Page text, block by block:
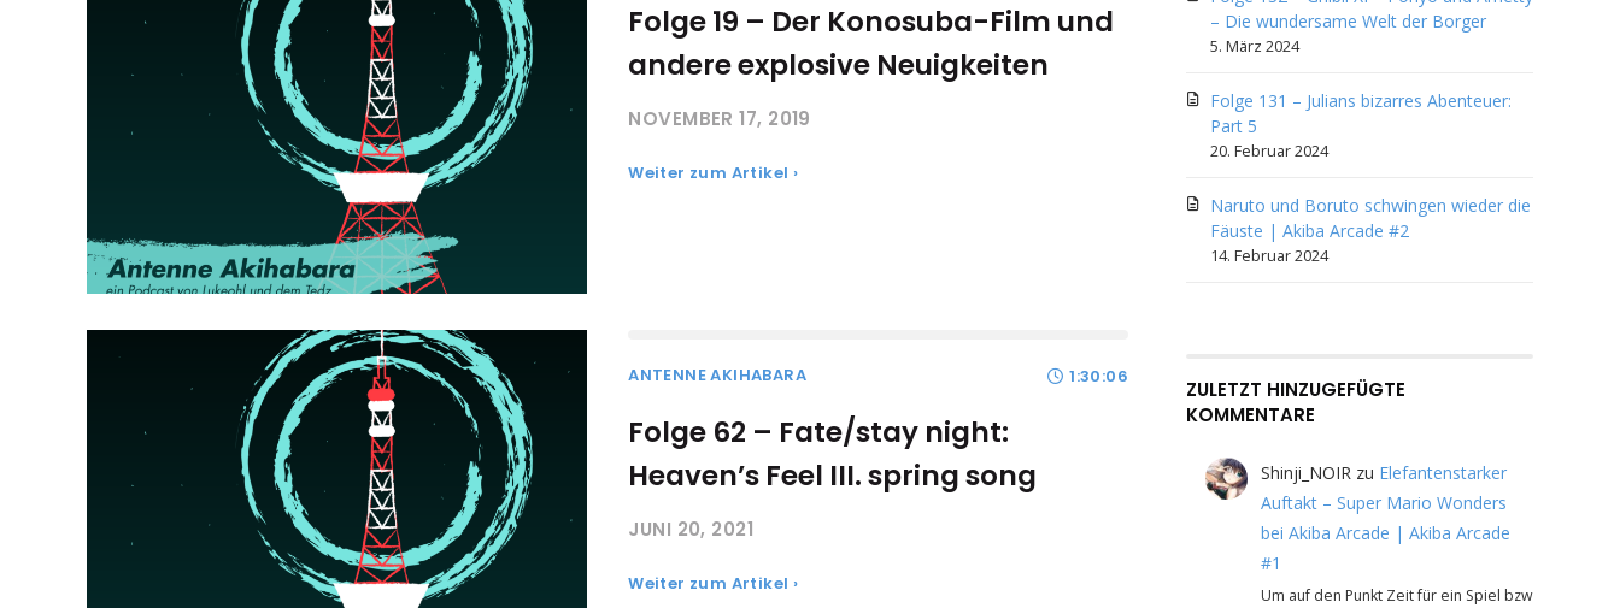
Folge 19 – Der Konosuba-Film und
andere explosive Neuigkeiten
NOVEMBER 17, 2019
Weiter zum Artikel ›
ANTENNE AKIHABARA 1:30:06
Folge 62 – Fate/stay night:
Heaven’s Feel III. spring song
JUNI 20, 2021
Weiter zum Artikel ›
– Die wundersame Welt der Borger
5. März 2024
Folge 131 – Julians bizarres Abenteuer:
Part 5
20. Februar 2024
Naruto und Boruto schwingen wieder die
Fäuste | Akiba Arcade #2
14. Februar 2024
ZULETZT HINZUGEFÜGTE
KOMMENTARE
Shinji_NOIRzu Elefantenstarker
Auftakt – Super Mario Wonders
bei Akiba Arcade | Akiba Arcade
#1
Um auf den Punkt Zeit für ein Spiel bzw